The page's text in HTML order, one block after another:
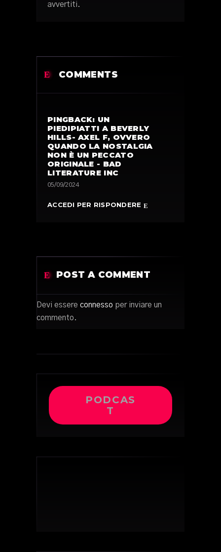
avvertiti.
COMMENTS
PINGBACK: UN
PIEDIPIATTI A BEVERLY
HILLS- AXEL F, OVVERO
QUANDO LA NOSTALGIA
NON È UN PECCATO
ORIGINALE - BAD
LITERATURE INC
05/09/2024
ACCEDI PER RISPONDERE
POST A COMMENT
Devi essere connesso per inviare un
commento.
PODCAS
T